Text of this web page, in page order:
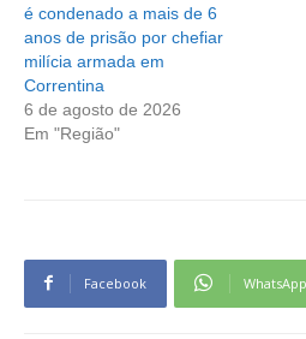
é condenado a mais de 6
anos de prisão por chefiar
milícia armada em
Correntina
6 de agosto de 2026
Em "Região"
Facebook WhatsApp